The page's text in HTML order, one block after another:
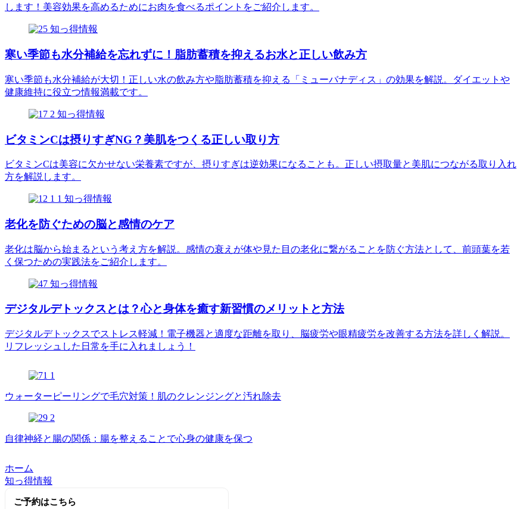
します！美容効果を高めるためにお肉を食べるポイントをご紹介します。
知っ得情報
寒い季節も水分補給を忘れずに！脂肪蓄積を抑えるお水と正しい飲み方
寒い季節も水分補給が大切！正しい水の飲み方や脂肪蓄積を抑える「ミューバナディス」の効果を解説。ダイエットや
健康維持に役立つ情報満載です。
知っ得情報
ビタミンCは摂りすぎNG？美肌をつくる正しい取り方
ビタミンCは美容に欠かせない栄養素ですが、摂りすぎは逆効果になることも。正しい摂取量と美肌につながる取り入れ
方を解説します。
知っ得情報
老化を防ぐための脳と感情のケア
老化は脳から始まるという考え方を解説。感情の衰えが体や見た目の老化に繋がることを防ぐ方法として、前頭葉を若
く保つための実践法をご紹介します。
知っ得情報
デジタルデトックスとは？心と身体を癒す新習慣のメリットと方法
デジタルデトックスでストレス軽減！電子機器と適度な距離を取り、脳疲労や眼精疲労を改善する方法を詳しく解説。
リフレッシュした日常を手に入れましょう！
ウォーターピーリングで毛穴対策！肌のクレンジングと汚れ除去
自律神経と腸の関係：腸を整えることで心身の健康を保つ
ホーム
知っ得情報
ご予約はこちら